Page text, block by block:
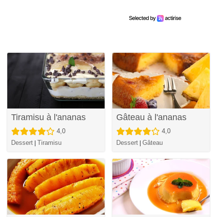
Tiramisu à l'ananas
4,0
Dessert Tiramisu
Gâteau à l'ananas
4,0
Dessert Gâteau